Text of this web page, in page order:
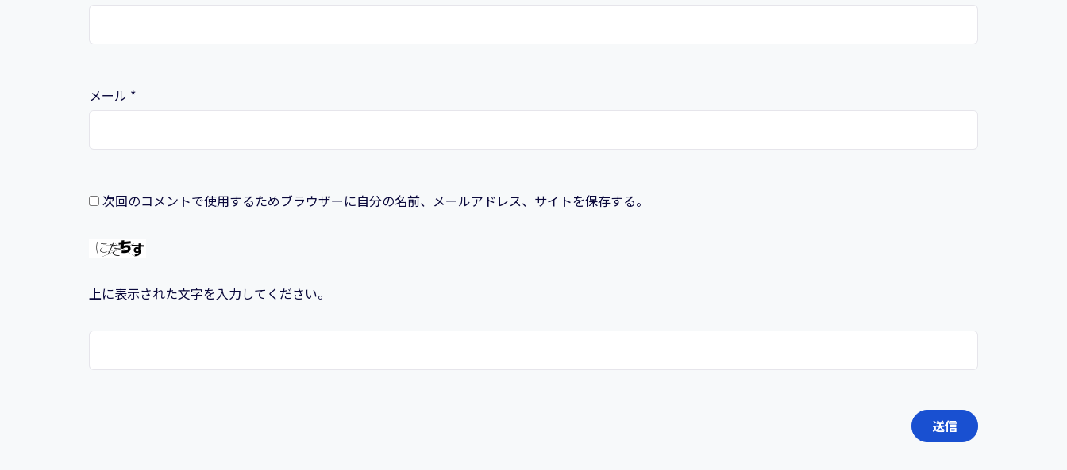
率
用
メール *
次回のコメントで使用するためブラウザーに自分の名前、メールアドレス、サイトを保存する。
上に表示された文字を入力してください。